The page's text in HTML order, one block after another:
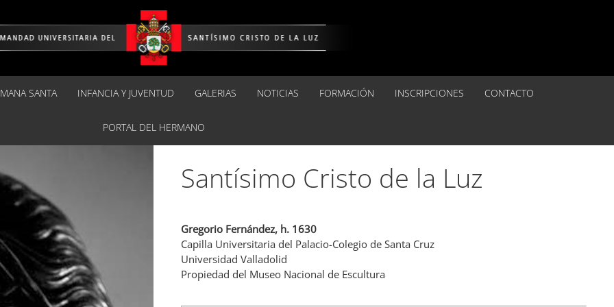
SANTA INFANCIA Y JUVENTUD GALERIAS NOTICIAS FORMACIÓN INSCRIPCIONES CONTACTO
PORTAL DEL HERMANO
Santísimo Cristo de la Luz
Gregorio Fernández, h. 1630
Capilla Universitaria del Palacio-Colegio de Santa Cruz
Universidad Valladolid
Propiedad del Museo Nacional de Escultura